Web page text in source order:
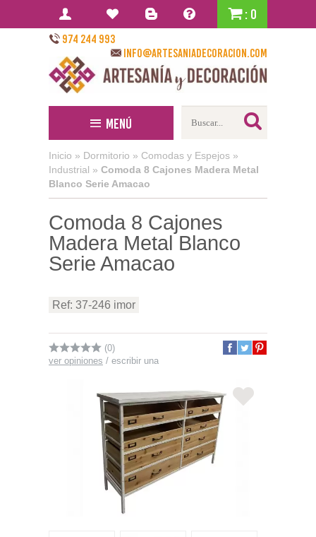
: 0
974 244 993
info@artesaniadecoracion.com
Menú
Inicio » Dormitorio » Comodas y Espejos »
Industrial » Comoda 8 Cajones Madera Metal
Blanco Serie Amacao
Comoda 8 Cajones
Madera Metal Blanco
Serie Amacao
Ref: 37-246 imor
(0)
ver opiniones / escribir una